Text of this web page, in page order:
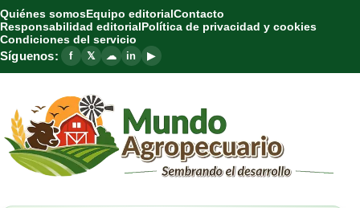
Quiénes somosEquipo editorialContacto
Responsabilidad editorialPolítica de privacidad y cookies
Condiciones del servicio
Síguenos: f 𝕏 ☁ in ▶